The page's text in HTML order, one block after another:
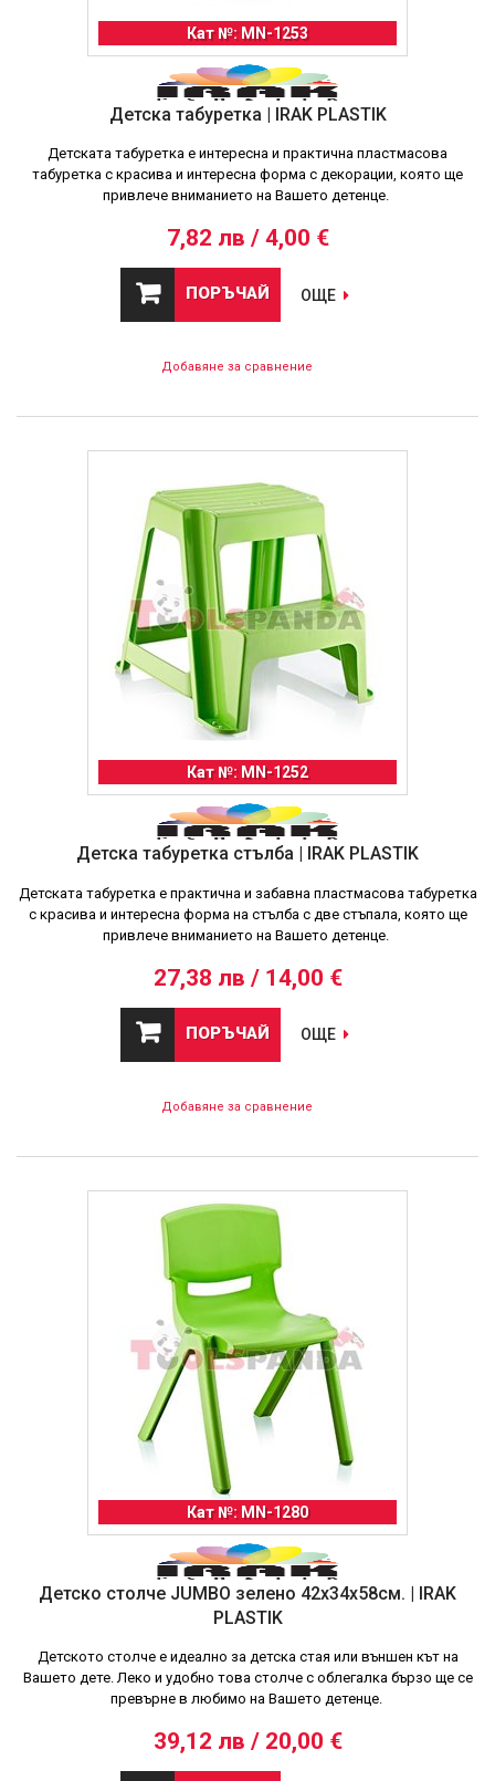
Кат №: MN-1253
Детска табуретка | IRAK PLASTIK
Детската табуретка е интересна и практична пластмасова
табуретка с красива и интересна форма с декорации, която ще
привлече вниманието на Вашето детенце.
7,82 лв / 4,00 €
ПОРЪЧАЙ ОЩЕ
Добавяне за сравнение
Кат №: MN-1252
Детска табуретка стълба | IRAK PLASTIK
Детската табуретка е практична и забавна пластмасова табуретка
с красива и интересна форма на стълба с две стъпала, която ще
привлече вниманието на Вашето детенце.
27,38 лв / 14,00 €
ПОРЪЧАЙ ОЩЕ
Добавяне за сравнение
Кат №: MN-1280
Детско столче JUMBO зелено 42x34x58см. | IRAK
PLASTIK
Детското столче е идеално за детска стая или външен кът на
Вашето дете. Леко и удобно това столче с облегалка бързо ще се
превърне в любимо на Вашето детенце.
39,12 лв / 20,00 €